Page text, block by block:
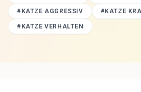
# KATZE AGGRESSIV # KATZE
# KATZE VERHALTEN